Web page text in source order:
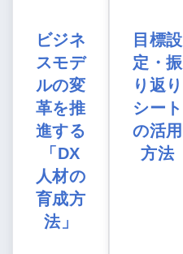
ビジネ
スモデ
ルの変
革を推
進する
「DX
人材の
育成方
法」
目標設
定・振
り返り
シート
の活用
方法